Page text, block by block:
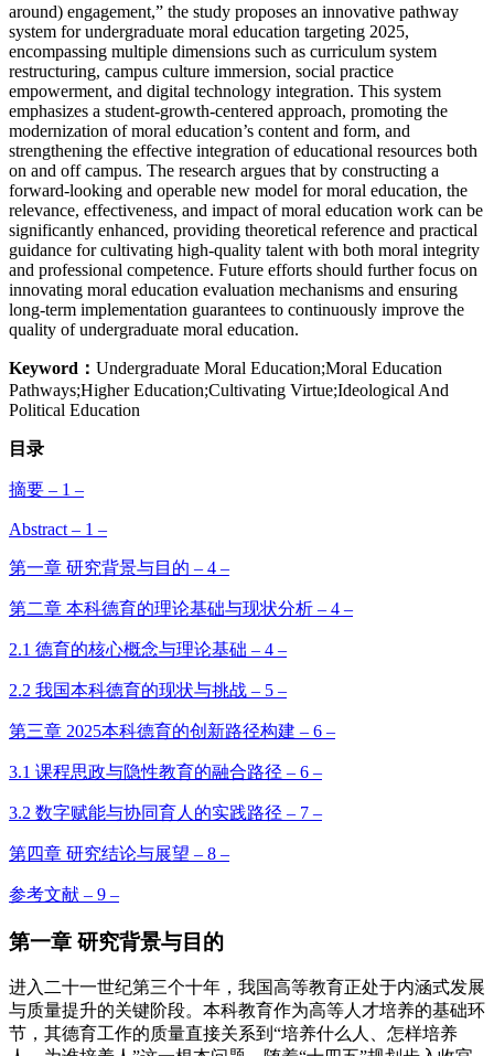
around) engagement,” the study proposes an innovative pathway
system for undergraduate moral education targeting 2025,
encompassing multiple dimensions such as curriculum system
restructuring, campus culture immersion, social practice
empowerment, and digital technology integration. This system
emphasizes a student-growth-centered approach, promoting the
modernization of moral education’s content and form, and
strengthening the effective integration of educational resources both
on and off campus. The research argues that by constructing a
forward-looking and operable new model for moral education, the
relevance, effectiveness, and impact of moral education work can be
significantly enhanced, providing theoretical reference and practical
guidance for cultivating high-quality talent with both moral integrity
and professional competence. Future efforts should further focus on
innovating moral education evaluation mechanisms and ensuring
long-term implementation guarantees to continuously improve the
quality of undergraduate moral education.
Keyword： Undergraduate Moral Education;Moral Education
Pathways;Higher Education;Cultivating Virtue;Ideological And
Political Education
目录
摘要 – 1 –
Abstract – 1 –
第一章 研究背景与目的 – 4 –
第二章 本科德育的理论基础与现状分析 – 4 –
2.1 德育的核心概念与理论基础 – 4 –
2.2 我国本科德育的现状与挑战 – 5 –
第三章 2025本科德育的创新路径构建 – 6 –
3.1 课程思政与隐性教育的融合路径 – 6 –
3.2 数字赋能与协同育人的实践路径 – 7 –
第四章 研究结论与展望 – 8 –
参考文献 – 9 –
第一章 研究背景与目的
进入二十一世纪第三个十年，我国高等教育正处于内涵式发展
与质量提升的关键阶段。本科教育作为高等人才培养的基础环
节，其德育工作的质量直接关系到“培养什么人、怎样培养